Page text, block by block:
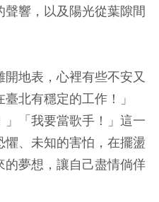
響，以及陽光從葉隙間
地表，心裡有些不安又
北有穩定的工作！」
」「我要當歌手！」這一
、未知的害怕，在擺盪
夢想，讓自己盡情倘佯